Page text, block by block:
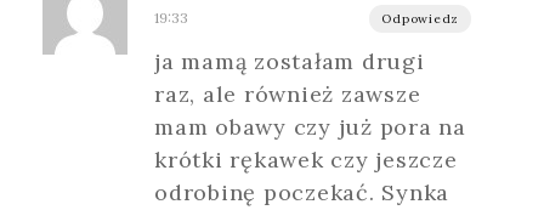
19:33
Odpowiedz
ja mamą zostałam drugi
raz, ale również zawsze
mam obawy czy już pora na
krótki rękawek czy jeszcze
odrobinę poczekać. Synka